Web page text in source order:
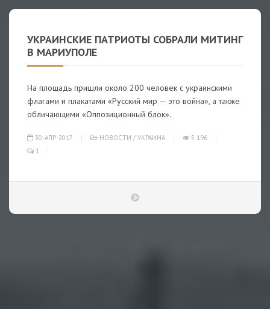
УКРАИНСКИЕ ПАТРИОТЫ СОБРАЛИ МИТИНГ
В МАРИУПОЛЕ
На площадь пришли около 200 человек с украинскими
флагами и плакатами «Русский мир — это война», а также
обличающими «Оппозиционный блок».
30-АПР-2017 НОВОСТИ / УКРАИНА
5 196
1